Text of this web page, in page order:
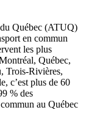
Québec (ATUQ)
en commun
les plus
Québec,
Trois-Rivières,
c’est plus de 60
% des
au Québec